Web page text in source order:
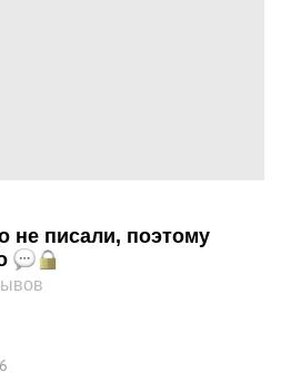
не писали, поэтому